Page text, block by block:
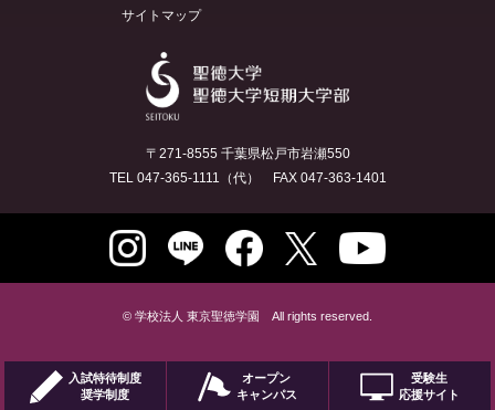
サイトマップ
〒271-8555 千葉県松戸市岩瀬550
TEL 047-365-1111（代） FAX 047-363-1401
© 学校法人 東京聖徳学園 All rights reserved.
入試特待制度
奨学制度
オープン
キャンパス
受験生
応援サイト